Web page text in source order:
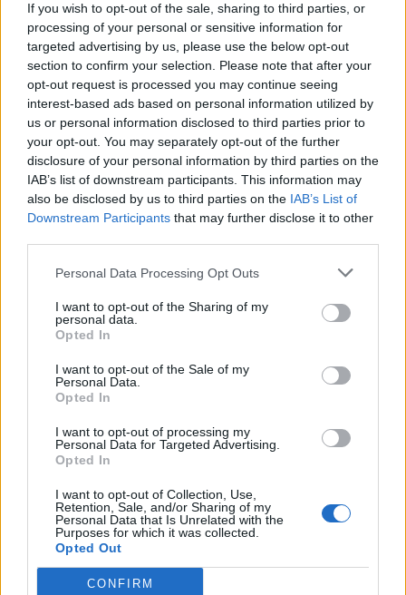
If you wish to opt-out of the sale, sharing to third parties, or
processing of your personal or sensitive information for
targeted advertising by us, please use the below opt-out
section to confirm your selection. Please note that after your
opt-out request is processed you may continue seeing
interest-based ads based on personal information utilized by
us or personal information disclosed to third parties prior to
your opt-out. You may separately opt-out of the further
disclosure of your personal information by third parties on the
IAB’s list of downstream participants. This information may
also be disclosed by us to third parties on the IAB’s List of
Downstream Participants that may further disclose it to other
Personal Data Processing Opt Outs
I want to opt-out of the Sharing of my
personal data.
Opted In
I want to opt-out of the Sale of my
Personal Data.
Opted In
I want to opt-out of processing my
Personal Data for Targeted Advertising.
Opted In
I want to opt-out of Collection, Use,
Retention, Sale, and/or Sharing of my
Personal Data that Is Unrelated with the
Purposes for which it was collected.
Opted Out
CONFIRM
Minitest: Yamarin 6230PLUS
En Cadillac på sjøen PLUS
Kose-daycruiser
Navigasjon med GPS
M/K ”Sjøgutten” har
gjenoppstått som ny
Redder
Innherredsfæringen
Praktiske småtips